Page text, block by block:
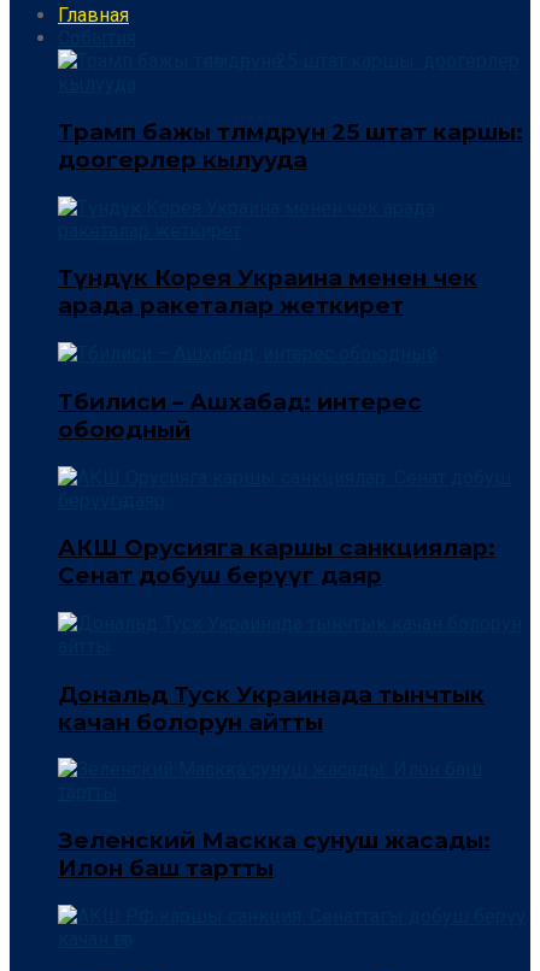
Главная
Трамп бажы төлөмдөрүнө 25 штат каршы:
доогерлер кылууда
Түндүк Корея Украина менен чек
арада ракеталар жеткирет
Тбилиси – Ашхабад: интерес
обоюдный
АКШ Орусияга каршы санкциялар:
Сенат добуш берүүгө даяр
Дональд Туск Украинада тынчтык
качан болорун айтты
Зеленский Маскка сунуш жасады:
Илон баш тартты